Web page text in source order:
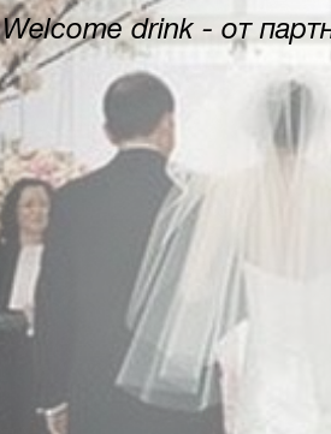
Welcome drink - от